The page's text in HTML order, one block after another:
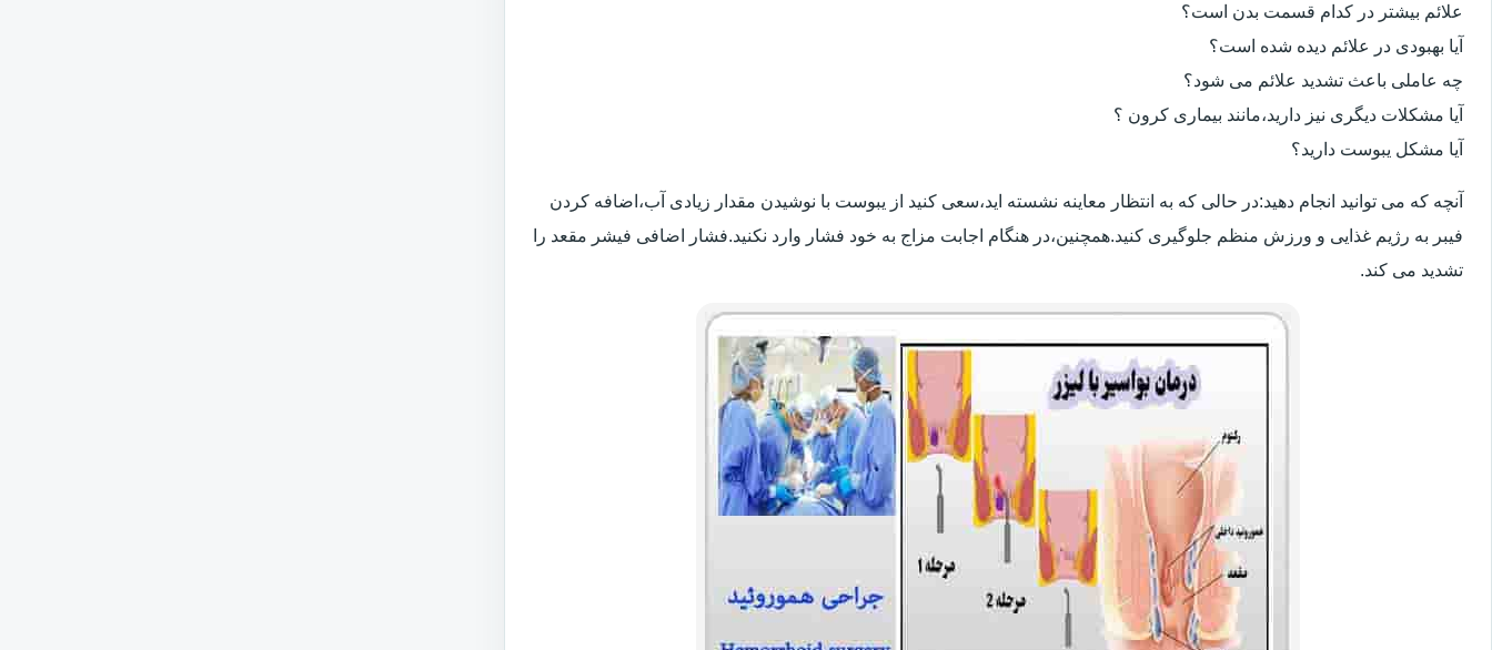
علائم بیشتر در کدام قسمت بدن است؟
آیا بهبودی در علائم دیده شده است؟
چه عاملی باعث تشدید علائم می شود؟
آیا مشکلات دیگری نیز دارید،مانند بیماری کرون ؟
آیا مشکل یبوست دارید؟
آنچه که می توانید انجام دهید:در حالی که به انتظار معاینه نشسته اید،سعی کنید از یبوست با نوشیدن مقدار زیادی آب،اضافه کردن
فیبر به رژیم غذایی و ورزش منظم جلوگیری کنید.همچنین،در هنگام اجابت مزاج به خود فشار وارد نکنید.فشار اضافی فیشر مقعد را
تشدید می کند.